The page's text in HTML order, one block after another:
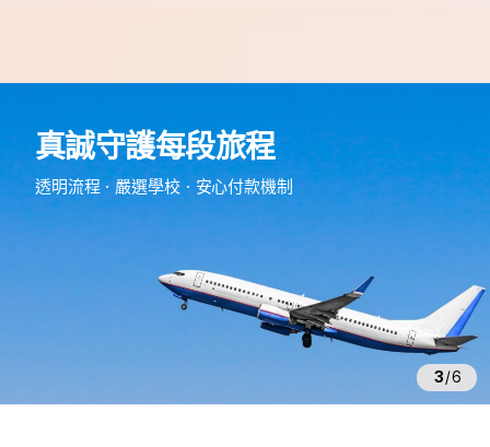
真誠守護每段旅程
透明流程・嚴選學校・安心付款機制
3/6